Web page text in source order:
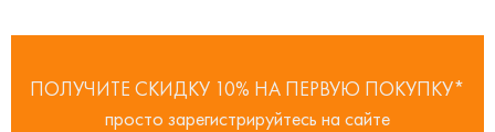
ПОЛУЧИТЕ СКИДКУ 10% НА ПЕРВУЮ ПОКУПКУ*
просто зарегистрируйтесь на сайте